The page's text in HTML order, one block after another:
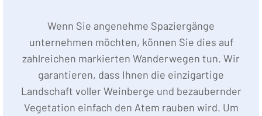
Wenn Sie angenehme Spaziergänge
unternehmen möchten, können Sie dies auf
zahlreichen markierten Wanderwegen tun. Wir
garantieren, dass Ihnen die einzigartige
Landschaft voller Weinberge und bezaubernder
Vegetation einfach den Atem rauben wird. Um